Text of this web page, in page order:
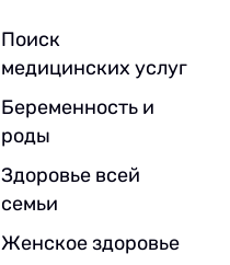
Поиск
медицинских услуг
Беременность и
роды
Здоровье всей
семьи
Женское здоровье